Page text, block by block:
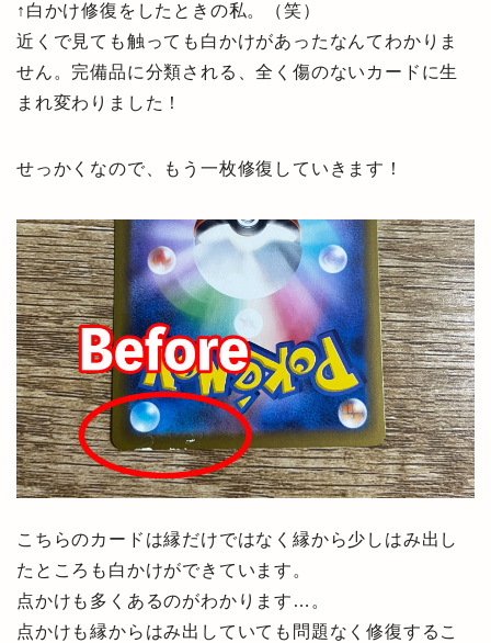
↑白かけ修復をしたときの私。（笑）
近くで見ても触っても白かけがあったなんてわかりま
せん。完備品に分類される、全く傷のないカードに生
まれ変わりました！
せっかくなので、もう一枚修復していきます！
こちらのカードは縁だけではなく縁から少しはみ出し
たところも白かけができています。
点かけも多くあるのがわかります…。
点かけも縁からはみ出していても問題なく修復するこ